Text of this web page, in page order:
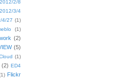
2012/2/8
2012/3/4
4/27 (1)
(1)
(2)
(5)
(1)
(2) ED4
Flickr